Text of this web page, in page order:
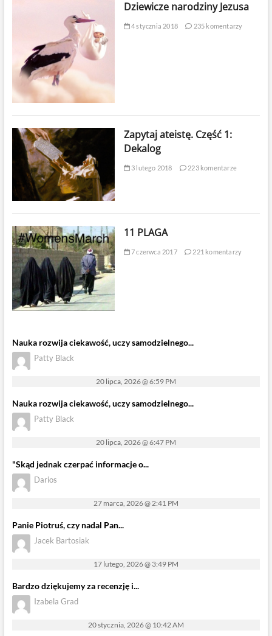
Dziewicze narodziny Jezusa
4 stycznia 2018 235 komentarzy
Zapytaj ateistę. Część 1:
Dekalog
3 lutego 2018 223 komentarze
11 PLAGA
7 czerwca 2017 221 komentarzy
Nauka rozwija ciekawość, uczy samodzielnego...
Patty Black
20 lipca, 2026 @ 6:59 PM
Nauka rozwija ciekawość, uczy samodzielnego...
Patty Black
20 lipca, 2026 @ 6:47 PM
"Skąd jednak czerpać informacje o...
Darios
27 marca, 2026 @ 2:41 PM
Panie Piotruś, czy nadal Pan...
Jacek Bartosiak
17 lutego, 2026 @ 3:49 PM
Bardzo dziękujemy za recenzję i...
Izabela Grad
20 stycznia, 2026 @ 10:42 AM